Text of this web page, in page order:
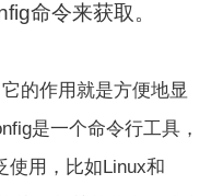
命令来获取。
的作用就是方便地显
是一个命令行工具，
使用，比如Linux和